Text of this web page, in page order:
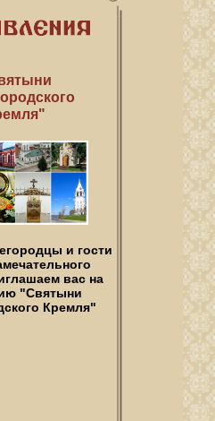
и гости
вас на
"Святыни
Кремля"